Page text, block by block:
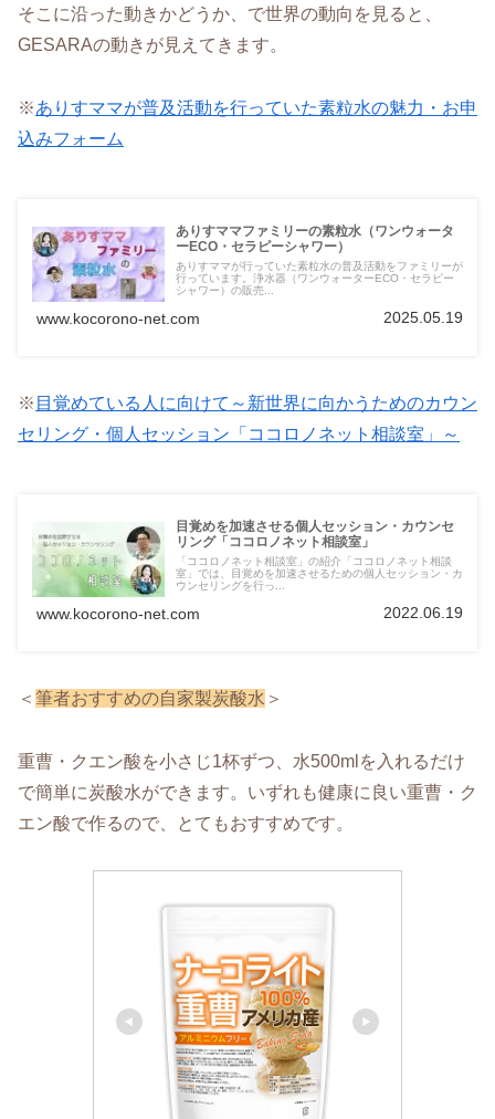
そこに沿った動きかどうか、で世界の動向を見ると、
GESARAの動きが見えてきます。
※ありすママが普及活動を行っていた素粒水の魅力・お申
込みフォーム
ありすママファミリーの素粒水（ワンウォータ
ーECO・セラピーシャワー）
ありすママが行っていた素粒水の普及活動をファミリーが
行っています。浄水器（ワンウォーターECO・セラピー
シャワー）の販売...
www.kocorono-net.com 2025.05.19
※ 目覚めている人に向けて～新世界に向かうためのカウン
セリング・個人セッション「ココロノネット相談室」～
目覚めを加速させる個人セッション・カウンセ
リング「ココロノネット相談室」
「ココロノネット相談室」の紹介「ココロノネット相談
室」では、目覚めを加速させるための個人セッション・カ
ウンセリングを行っ...
www.kocorono-net.com 2022.06.19
＜ 筆者おすすめの自家製炭酸水 ＞
重曹・クエン酸を小さじ1杯ずつ、水500mlを入れるだけ
で簡単に炭酸水ができます。いずれも健康に良い重曹・ク
エン酸で作るので、とてもおすすめです。